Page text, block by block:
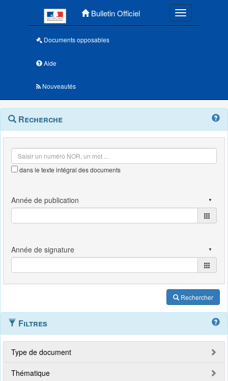
Bulletin Officiel Toggle
Documents opposables
Aide
Nouveautés
Navigation
outils
Menu
contextuel
Recherche
dans le texte intégral des documents
Rechercher
Filtres
Type de document
Thématique